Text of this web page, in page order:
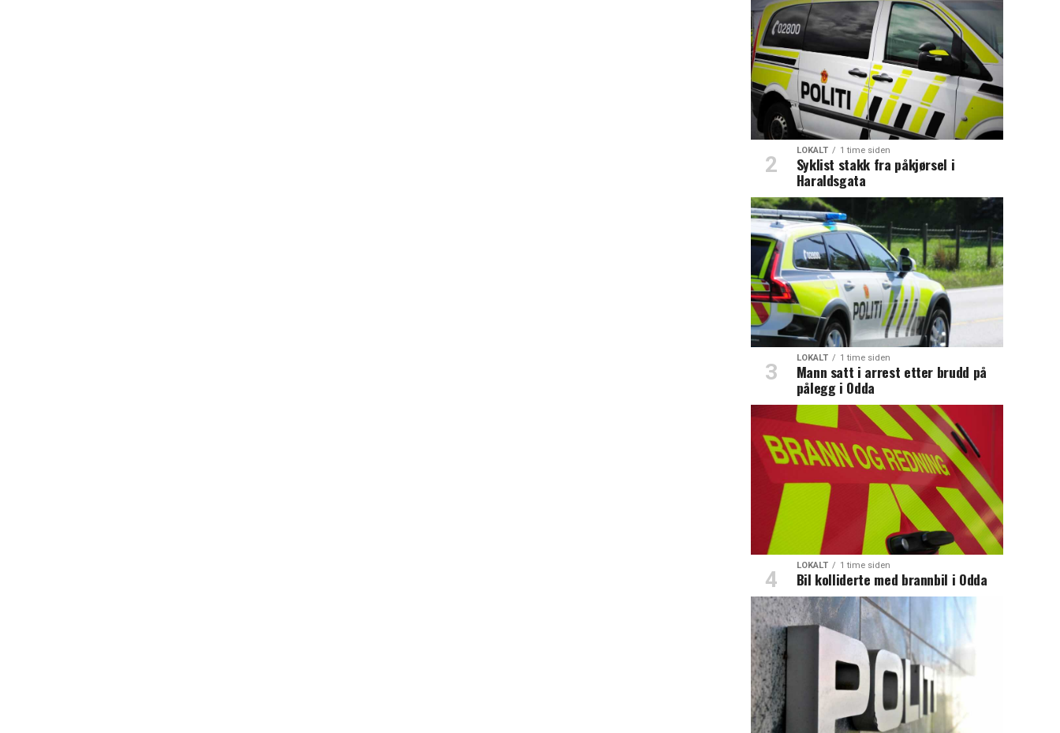
LOKALT 1 time siden
Syklist stakk fra påkjørsel i
Haraldsgata
LOKALT 1 time siden
Mann satt i arrest etter brudd på
pålegg i Odda
LOKALT 1 time siden
Bil kolliderte med brannbil i Odda